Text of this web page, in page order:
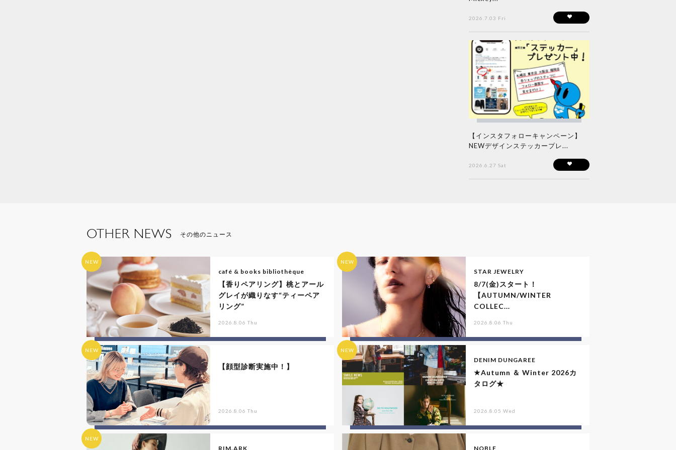
2026.7.03 Fri
【インスタフォローキャンペーン】
NEWデザインステッカープレ...
2026.6.27 Sat
OTHER NEWS その他のニュース
NEW
café & books bibliothèque
【香りペアリング】桃とアール
グレイが織りなす“ティーペア
リング”
2026.8.06 Thu
NEW
STAR JEWELRY
8/7(金)スタート！
【AUTUMN/WINTER
COLLEC...
2026.8.06 Thu
NEW
【顔型診断実施中！】
2026.8.06 Thu
NEW
DENIM DUNGAREE
★Autumn ＆ Winter 2026カ
タログ★
2026.8.05 Wed
NEW
RIM.ARK NOBLE